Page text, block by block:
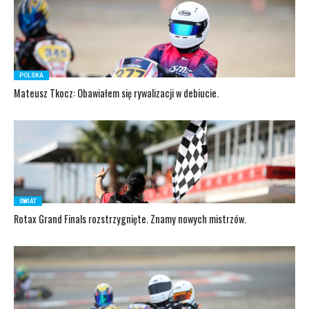
POLSKA
Mateusz Tkocz: Obawiałem się rywalizacji w debiucie.
ŚWIAT
Rotax Grand Finals rozstrzygnięte. Znamy nowych mistrzów.